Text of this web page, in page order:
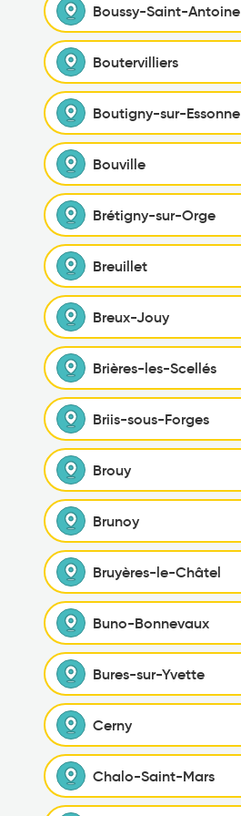
Boussy-Saint-Antoine
Boutervilliers
Boutigny-sur-Essonne
Bouville
Brétigny-sur-Orge
Breuillet
Breux-Jouy
Brières-les-Scellés
Briis-sous-Forges
Brouy
Brunoy
Bruyères-le-Châtel
Buno-Bonnevaux
Bures-sur-Yvette
Cerny
Chalo-Saint-Mars